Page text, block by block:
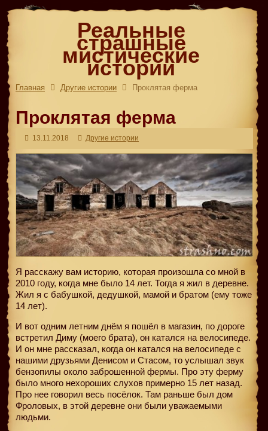
Реальные
страшные
мистические
истории
Главная Другие истории Проклятая ферма
Проклятая ферма
13.11.2018 Другие истории
Я расскажу вам историю, которая произошла со мной в
2010 году, когда мне было 14 лет. Тогда я жил в деревне.
Жил я с бабушкой, дедушкой, мамой и братом (ему тоже
14 лет).
И вот одним летним днём я пошёл в магазин, по дороге
встретил Диму (моего брата), он катался на велосипеде.
И он мне рассказал, когда он катался на велосипеде с
нашими друзьями Денисом и Стасом, то услышал звук
бензопилы около заброшенной фермы. Про эту ферму
было много нехороших слухов примерно 15 лет назад.
Про нее говорил весь посёлок. Там раньше был дом
Фроловых, в этой деревне они были уважаемыми
людьми.